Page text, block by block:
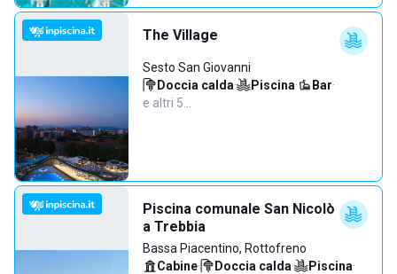
The Village
Sesto San Giovanni
Doccia calda· Piscina· Bar·
e altri 5…
Piscina comunale San Nicolò
a Trebbia
Bassa Piacentino, Rottofreno
Cabine· Doccia calda· Piscina·